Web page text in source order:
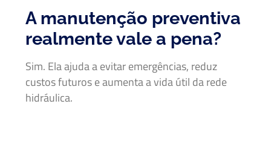
A manutenção preventiva
realmente vale a pena?
Sim. Ela ajuda a evitar emergências, reduz
custos futuros e aumenta a vida útil da rede
hidráulica.